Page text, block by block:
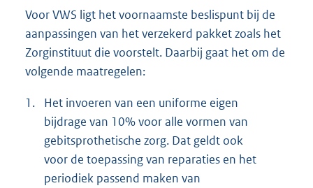
Voor VWS ligt het voornaamste beslispunt bij de
aanpassingen van het verzekerd pakket zoals het
Zorginstituut die voorstelt. Daarbij gaat het om de
volgende maatregelen:
1.
Het invoeren van een uniforme eigen
bijdrage van 10% voor alle vormen van
gebitsprothetische zorg. Dat geldt ook
voor de toepassing van reparaties en het
periodiek passend maken van